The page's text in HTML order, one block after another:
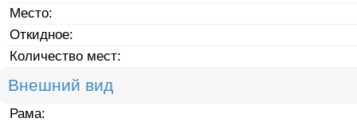
Место:
Откидное:
Количество мест:
Внешний вид
Рама: